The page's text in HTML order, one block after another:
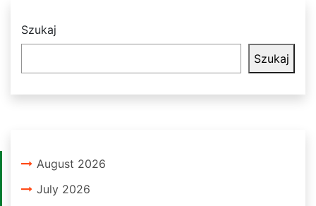
Szukaj
Szukaj
August 2026
July 2026